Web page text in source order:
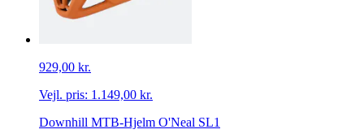
929,00 kr.
Vejl. pris: 1.149,00 kr.
Downhill MTB-Hjelm O'Neal SL1